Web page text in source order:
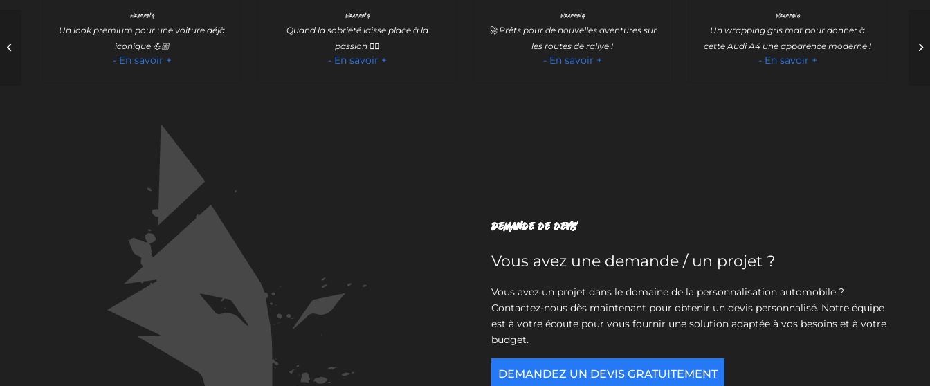
Wrapping
Un look premium pour une voiture déjà
iconique 💪🏼
- En savoir +
Wrapping
Quand la sobriété laisse place à la
passion ❤️‍🔥
- En savoir +
Wrapping
🚀 Prêts pour de nouvelles aventures sur
les routes de rallye !
- En savoir +
Wrapping
Un wrapping gris mat pour donner à
cette Audi A4 une apparence moderne !
- En savoir +
Demande de devis
Vous avez une demande / un projet ?
Vous avez un projet dans le domaine de la personnalisation automobile ?
Contactez-nous dès maintenant pour obtenir un devis personnalisé. Notre équipe
est à votre écoute pour vous fournir une solution adaptée à vos besoins et à votre
budget.
DEMANDEZ UN DEVIS GRATUITEMENT
Covering publicitaire
sur un camion benne